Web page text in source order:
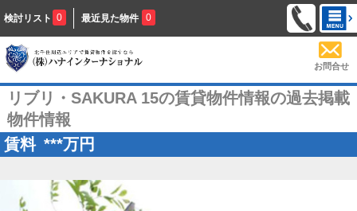
検討リスト 0 最近見た物件 0
お問合せ
リブリ・SAKURA 15の賃貸物件情報の過去掲載
物件情報
賃料 ***万円